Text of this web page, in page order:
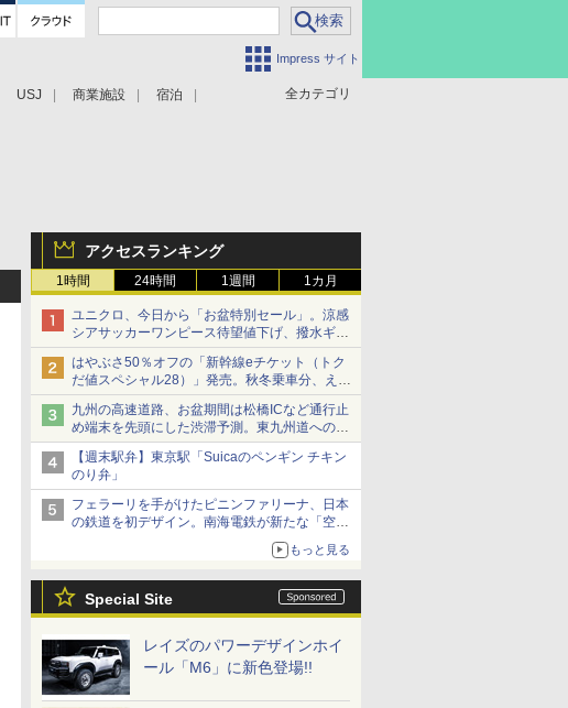
Impress サイト
全カテゴリ
USJ 商業施設 宿泊
アクセスランキング
1時間 24時間 1週間 1カ月
ユニクロ、今日から「お盆特別セール」。涼感
シアサッカーワンピース待望値下げ、撥水ギア
ショーツは1990円に
はやぶさ50％オフの「新幹線eチケット（トク
だ値スペシャル28）」発売。秋冬乗車分、えき
ねっと限定
九州の高速道路、お盆期間は松橋ICなど通行止
め端末を先頭にした渋滞予測。東九州道への迂
回は料金調整を実施
【週末駅弁】東京駅「Suicaのペンギン チキン
のり弁」
フェラーリを手がけたピニンファリーナ、日本
の鉄道を初デザイン。南海電鉄が新たな「空港
もっと見る
Special Site
レイズのパワーデザインホイ
ール「M6」に新色登場!!